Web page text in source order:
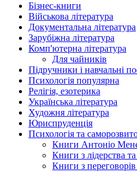
Бізнес-книги
Військова література
Документальна література
Зарубіжна література
Комп'ютерна література
Для чайників
Підручники і навчальні
Психологія популярна
Релігія, езотерика
Українська література
Художня література
Юриспруденція
Психологія та
Книги Антоніо
Книги з лідерства
Книги з